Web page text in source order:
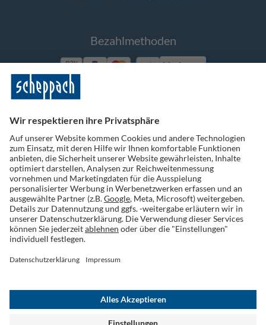
Bezahlmethoden
Vorkasse
Folge uns auf Social Media
Widerruf einreichen